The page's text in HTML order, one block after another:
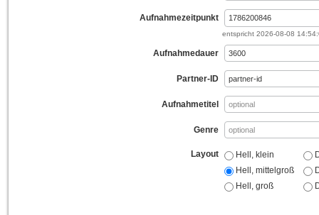
Aufnahmezeitpunkt
entspricht 2026-08-08
Aufnahmedauer
Partner-ID
Aufnahmetitel
Genre
Layout
Hell, klein
Hell, mittelgroß
Hell, groß